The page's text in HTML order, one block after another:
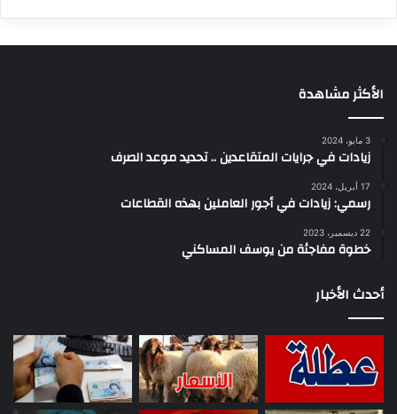
الأكثر مشاهدة
3 مايو، 2024
زيادات في جرايات المتقاعدين .. تحديد موعد الصرف
17 أبريل، 2024
رسمي: زيادات في أجور العاملين بهذه القطاعات
22 ديسمبر، 2023
خطوة مفاجئة من يوسف المساكني
أحدث الأخبار